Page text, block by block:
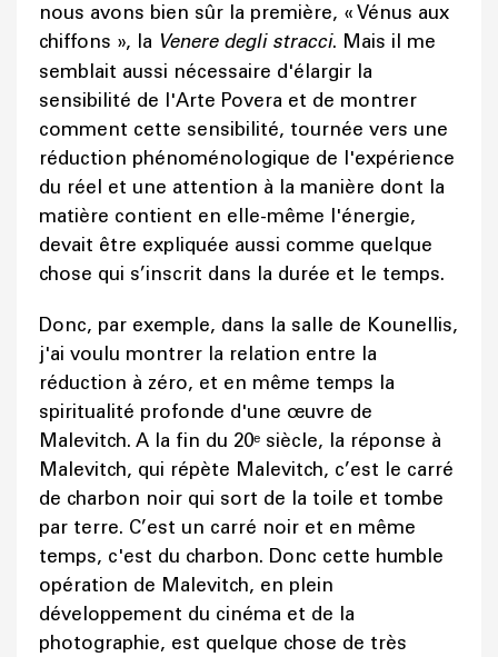
nous avons bien sûr la première, « Vénus aux
chiffons », la Venere degli stracci. Mais il me
semblait aussi nécessaire d'élargir la
sensibilité de l'Arte Povera et de montrer
comment cette sensibilité, tournée vers une
réduction phénoménologique de l'expérience
du réel et une attention à la manière dont la
matière contient en elle-même l'énergie,
devait être expliquée aussi comme quelque
chose qui s’inscrit dans la durée et le temps.
Donc, par exemple, dans la salle de Kounellis,
j'ai voulu montrer la relation entre la
réduction à zéro, et en même temps la
spiritualité profonde d'une œuvre de
Malevitch. A la fin du 20ᵉ siècle, la réponse à
Malevitch, qui répète Malevitch, c’est le carré
de charbon noir qui sort de la toile et tombe
par terre. C’est un carré noir et en même
temps, c'est du charbon. Donc cette humble
opération de Malevitch, en plein
développement du cinéma et de la
photographie, est quelque chose de très